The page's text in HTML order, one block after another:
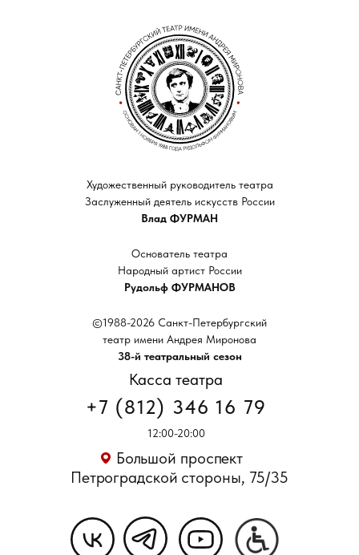
Художественный руководитель театра
Заслуженный деятель искусств России
Влад ФУРМАН
12:00-20:00
+7 (812) 346 16 79
©1988-2026 Санкт-Петербургский
театр имени Андрея Миронова
38-й театральный сезон
Основатель театра
Народный артист России
Рудольф ФУРМАНОВ
Большой проспект
Петроградской стороны, 75/35
Касса театра